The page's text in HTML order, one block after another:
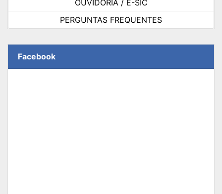
OUVIDORIA / E-SIC
PERGUNTAS FREQUENTES
Facebook